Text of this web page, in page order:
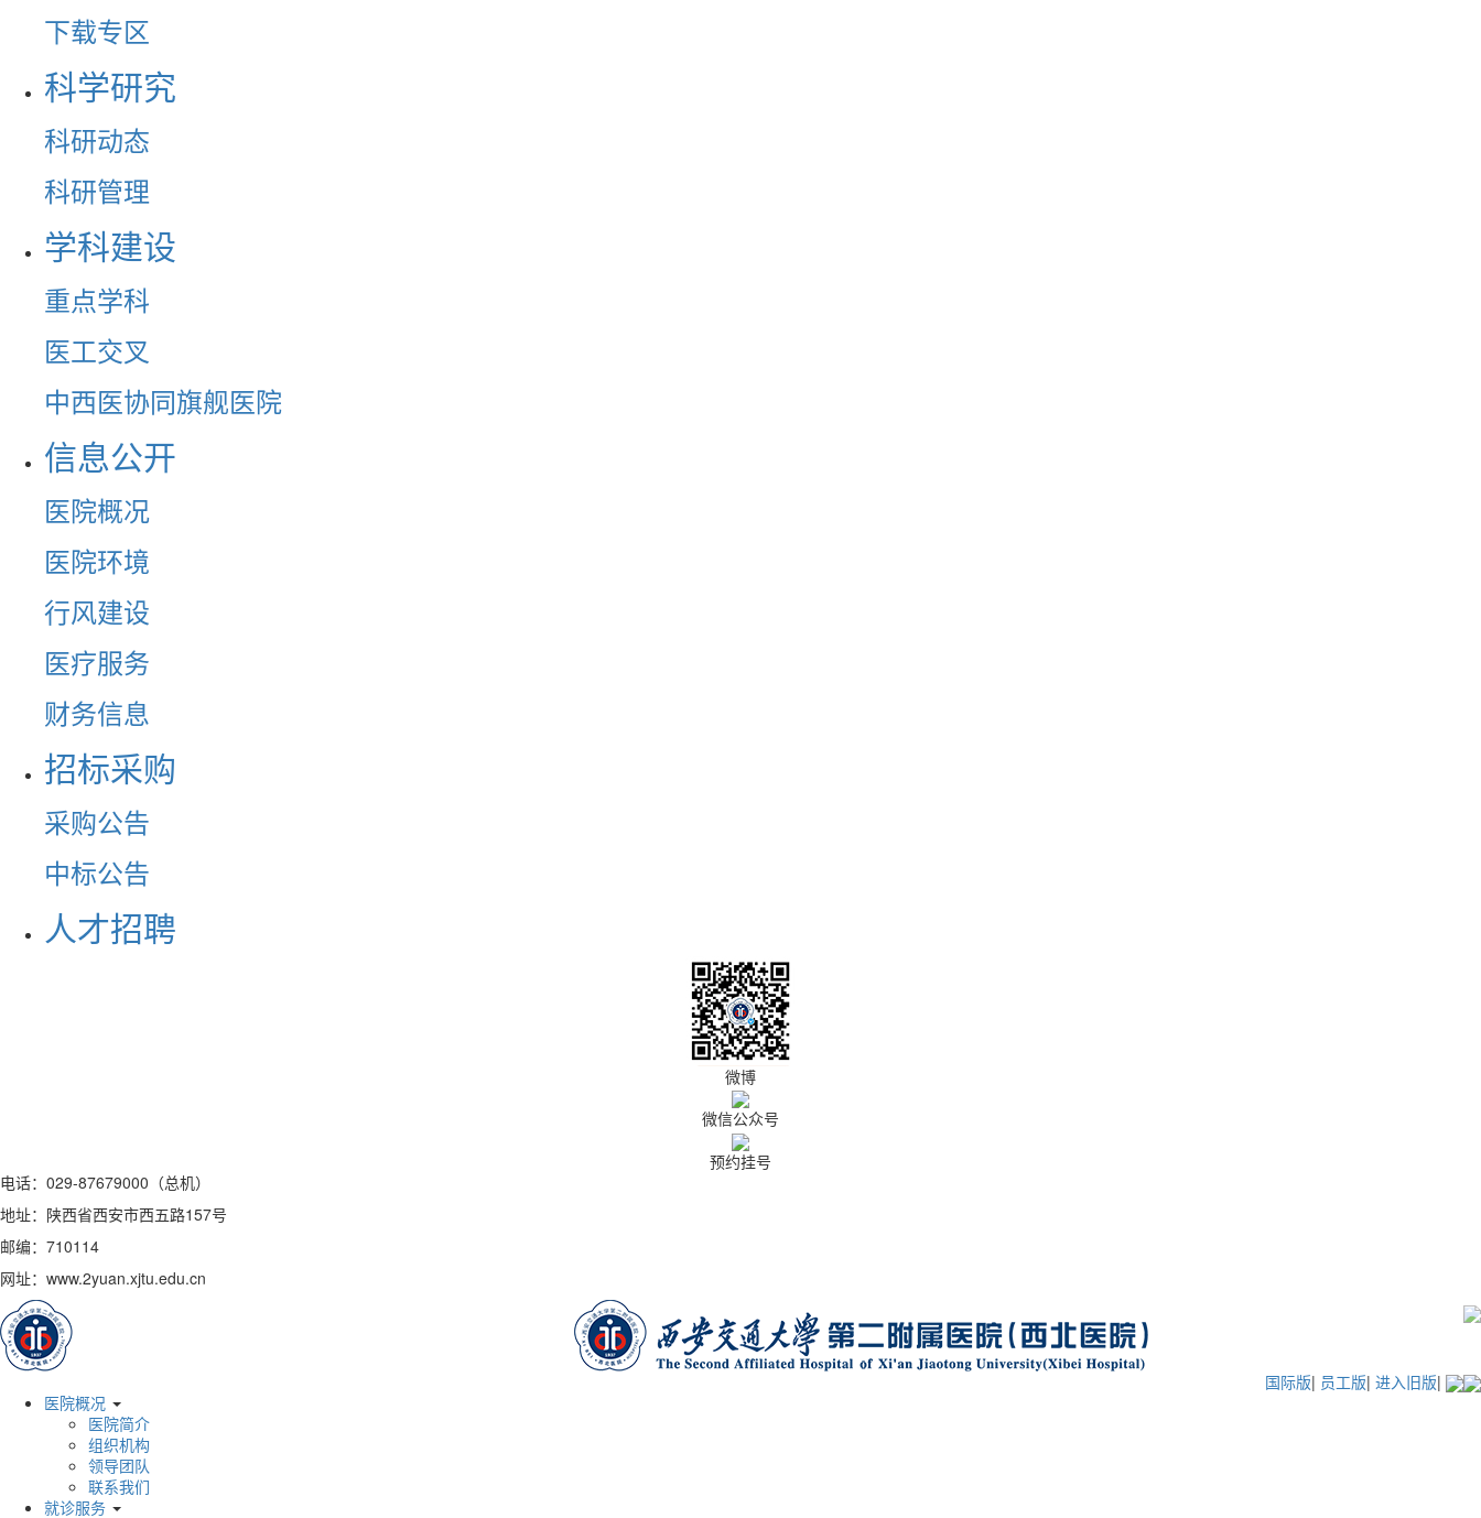
下载专区
科学研究
科研动态
科研管理
学科建设
重点学科
医工交叉
中西医协同旗舰医院
信息公开
医院概况
医院环境
行风建设
医疗服务
财务信息
招标采购
采购公告
中标公告
人才招聘
微博
微信公众号
预约挂号
电话：029-87679000（总机）
地址：陕西省西安市西五路157号
邮编：710114
网址：www.2yuan.xjtu.edu.cn
国际版| 员工版| 进入旧版|
医院概况
医院简介
组织机构
领导团队
联系我们
就诊服务